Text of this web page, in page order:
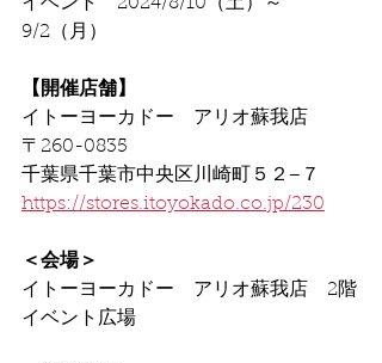
9/2（月）
【開催店舗】
イトーヨーカドー　アリオ蘇我店
〒260-0835
千葉県千葉市中央区川崎町５２−７
https://stores.itoyokado.co.jp/230
＜会場＞
イトーヨーカドー　アリオ蘇我店　2階
イベント広場